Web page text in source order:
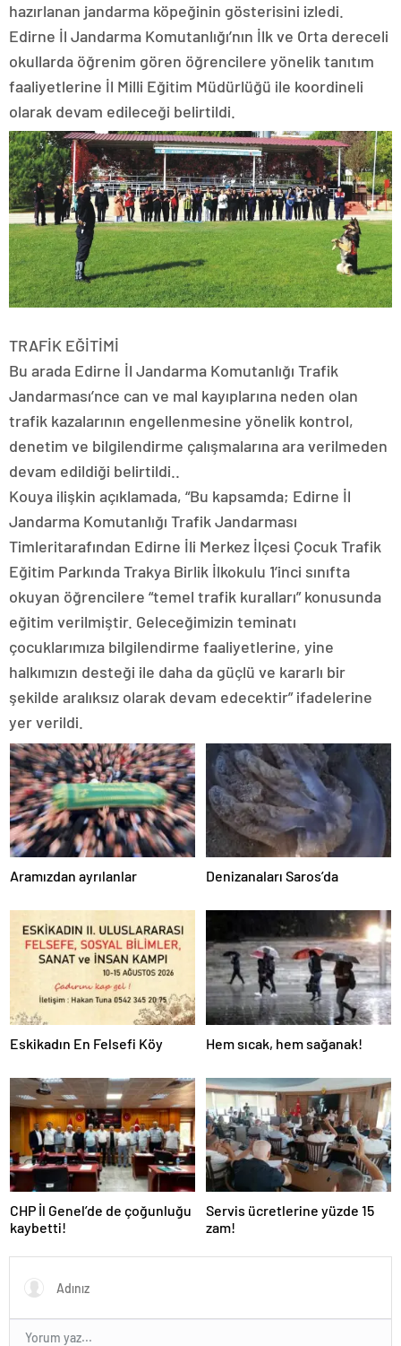
hazırlanan jandarma köpeğinin gösterisini izledi.
Edirne İl Jandarma Komutanlığı’nın İlk ve Orta dereceli
okullarda öğrenim gören öğrencilere yönelik tanıtım
faaliyetlerine İl Milli Eğitim Müdürlüğü ile koordineli
olarak devam edileceği belirtildi.
TRAFİK EĞİTİMİ
Bu arada Edirne İl Jandarma Komutanlığı Trafik
Jandarması’nce can ve mal kayıplarına neden olan
trafik kazalarının engellenmesine yönelik kontrol,
denetim ve bilgilendirme çalışmalarına ara verilmeden
devam edildiği belirtildi..
Kouya ilişkin açıklamada, “Bu kapsamda; Edirne İl
Jandarma Komutanlığı Trafik Jandarması
Timleritarafından Edirne İli Merkez İlçesi Çocuk Trafik
Eğitim Parkında Trakya Birlik İlkokulu 1’inci sınıfta
okuyan öğrencilere “temel trafik kuralları” konusunda
eğitim verilmiştir. Geleceğimizin teminatı
çocuklarımıza bilgilendirme faaliyetlerine, yine
halkımızın desteği ile daha da güçlü ve kararlı bir
şekilde aralıksız olarak devam edecektir” ifadelerine
yer verildi.
Aramızdan ayrılanlar Denizanaları Saros’da
Eskikadın En Felsefi Köy Hem sıcak, hem sağanak!
CHP İl Genel’de de çoğunluğu
kaybetti!
Servis ücretlerine yüzde 15
zam!